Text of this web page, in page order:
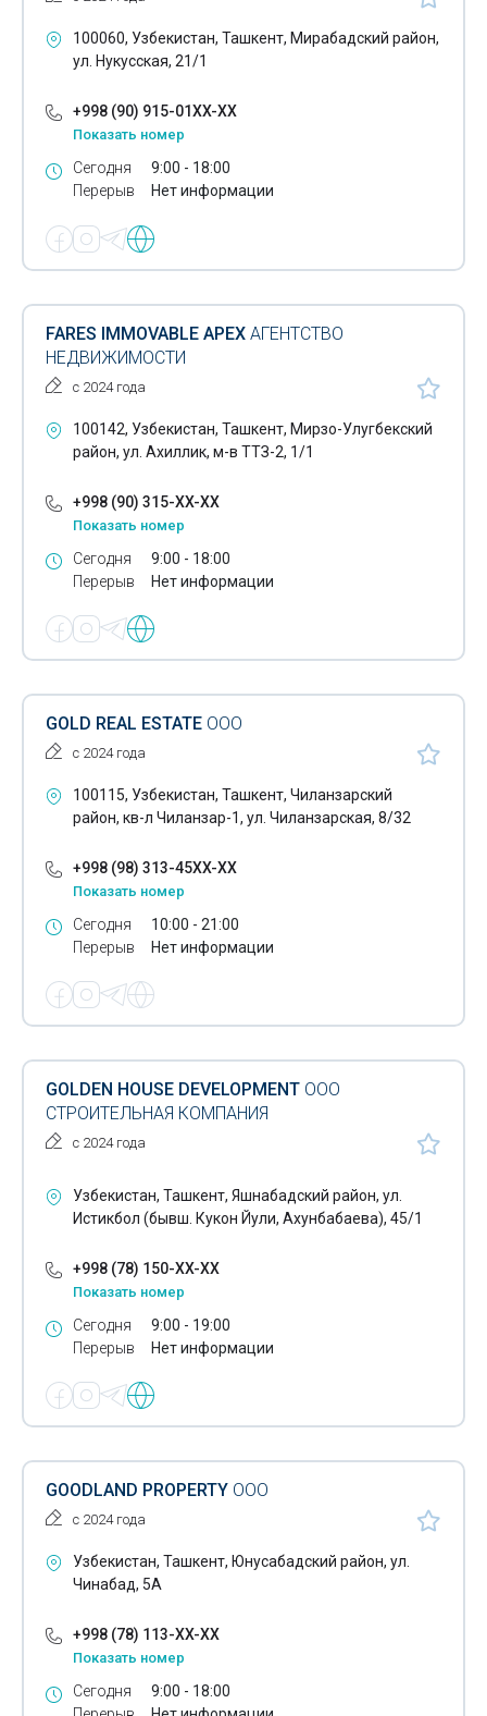
100060, Узбекистан, Ташкент, Мирабадский район,
ул. Нукусская, 21/1
+998 (90) 915-01XX-XX
Показать номер
Сегодня
Перерыв
9:00 - 18:00
Нет информации
FARES IMMOVABLE APEX АГЕНТСТВО
НЕДВИЖИМОСТИ
с 2024 года
100142, Узбекистан, Ташкент, Мирзо-Улугбекский
район, ул. Ахиллик, м-в ТТЗ-2, 1/1
+998 (90) 315-XX-XX
Показать номер
Сегодня
Перерыв
9:00 - 18:00
Нет информации
GOLD REAL ESTATE ООО
с 2024 года
100115, Узбекистан, Ташкент, Чиланзарский
район, кв-л Чиланзар-1, ул. Чиланзарская, 8/32
+998 (98) 313-45XX-XX
Показать номер
Сегодня
Перерыв
10:00 - 21:00
Нет информации
GOLDEN HOUSE DEVELOPMENT OOO
СТРОИТЕЛЬНАЯ КОМПАНИЯ
с 2024 года
Узбекистан, Ташкент, Яшнабадский район, ул.
Истикбол (бывш. Кукон Йули, Ахунбабаева), 45/1
+998 (78) 150-XX-XX
Показать номер
Сегодня
Перерыв
9:00 - 19:00
Нет информации
GOODLAND PROPERTY ООО
с 2024 года
Узбекистан, Ташкент, Юнусабадский район, ул.
Чинабад, 5А
+998 (78) 113-XX-XX
Показать номер
Сегодня
9:00 - 18:00